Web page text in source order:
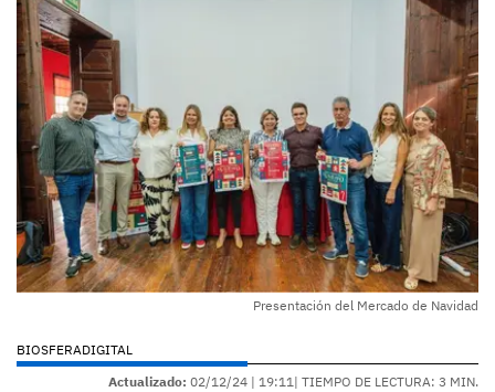
Presentación del Mercado de Navidad
BIOSFERADIGITAL
Actualizado: 02/12/24 | 19:11| TIEMPO DE LECTURA: 3 MIN.